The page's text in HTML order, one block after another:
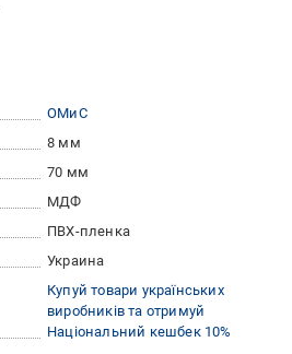
ОМиС
8 мм
70 мм
МДФ
ПВХ-пленка
Украина
Купуй товари українських
виробників та отримуй
Національний кешбек 10%